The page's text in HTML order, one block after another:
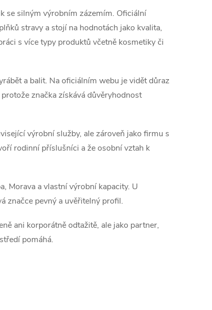
se silným výrobním zázemím. Oficiální
stravy a stojí na hodnotách jako kvalita,
s více typy produktů včetně kosmetiky či
a balit. Na oficiálním webu je vidět důraz
značka získává důvěryhodnost
výrobní služby, ale zároveň jako firmu s
rodinní příslušníci a že osobní vztah k
Morava a vlastní výrobní kapacity. U
značce pevný a uvěřitelný profil.
ani korporátně odtažitě, ale jako partner,
pomáhá.